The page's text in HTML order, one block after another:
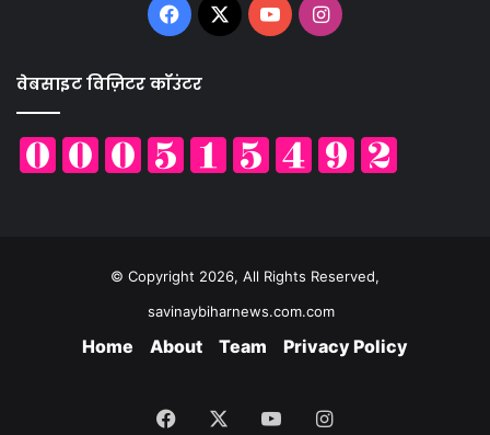
Facebook
X YouTubeInstagram
वेबसाइट विज़िटर कॉउंटर
© Copyright 2026, All Rights Reserved,
savinaybiharnews.com.com
Home About Team Privacy Policy
Facebook YouTubeInstagram